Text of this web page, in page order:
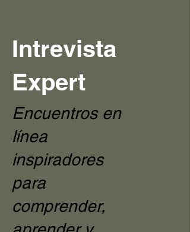
Intrevista
Expert
Encuentros en
línea
inspiradores
para
comprender,